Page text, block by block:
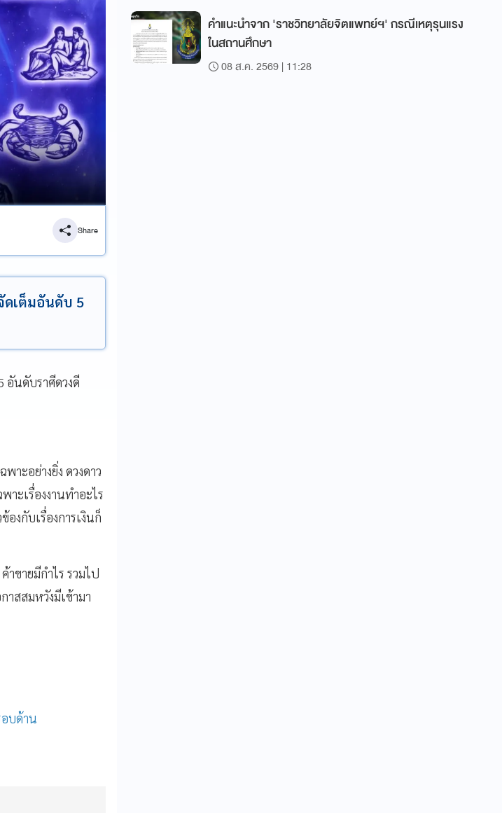
Share
ดเต็มอันดับ 5
อันดับราศีดวงดี
าะอย่างยิ่ง ดวงดาว
ะเรื่องงานทำอะไร
งกับเรื่องการเงินก็
าขายมีกำไร รวมไป
าสสมหวังมีเข้ามา
อบด้าน
คำแนะนำจาก 'ราชวิทยาลัยจิตแพทย์ฯ' กรณีเหตุรุนแรง
ในสถานศึกษา
08 ส.ค. 2569 | 11:28